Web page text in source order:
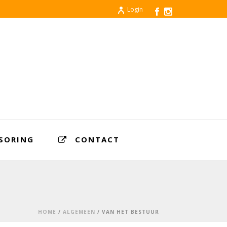
Login
CONTACT
HOME / ALGEMEEN / VAN HET BESTUUR